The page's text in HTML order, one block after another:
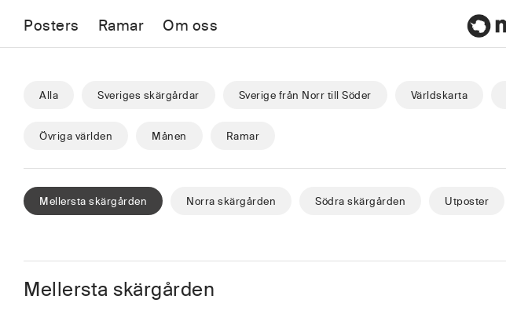
Posters Ramar Om oss
Alla Sveriges skärgårdar Sverige från Norr till Söder Världskarta
Övriga världen Månen Ramar
Mellersta skärgården Norra skärgården Södra skärgården Utposter
Mellersta skärgården